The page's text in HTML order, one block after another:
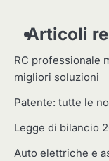
articoli
Articoli
RC professionale
migliori soluzioni
Patente: tutte le
Legge di bilancio
Auto elettriche e